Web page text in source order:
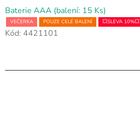
Baterie AAA (balení: 15 Ks)
VEČERKA POUZE CELÉ BALENÍ 💥SLEVA 10%💥
Kód: 4421101